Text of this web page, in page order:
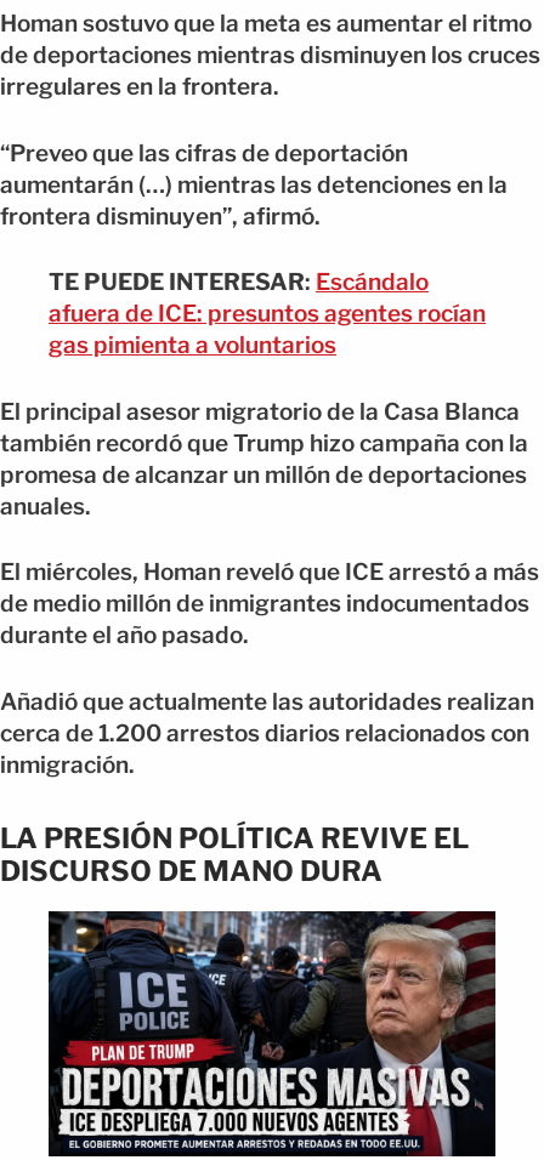
Homan sostuvo que la meta es aumentar el ritmo
de deportaciones mientras disminuyen los cruces
irregulares en la frontera.
“Preveo que las cifras de deportación
aumentarán (…) mientras las detenciones en la
frontera disminuyen”, afirmó.
TE PUEDE INTERESAR: Escándalo
afuera de ICE: presuntos agentes rocían
gas pimienta a voluntarios
El principal asesor migratorio de la Casa Blanca
también recordó que Trump hizo campaña con la
promesa de alcanzar un millón de deportaciones
anuales.
El miércoles, Homan reveló que ICE arrestó a más
de medio millón de inmigrantes indocumentados
durante el año pasado.
Añadió que actualmente las autoridades realizan
cerca de 1.200 arrestos diarios relacionados con
inmigración.
LA PRESIÓN POLÍTICA REVIVE EL
DISCURSO DE MANO DURA